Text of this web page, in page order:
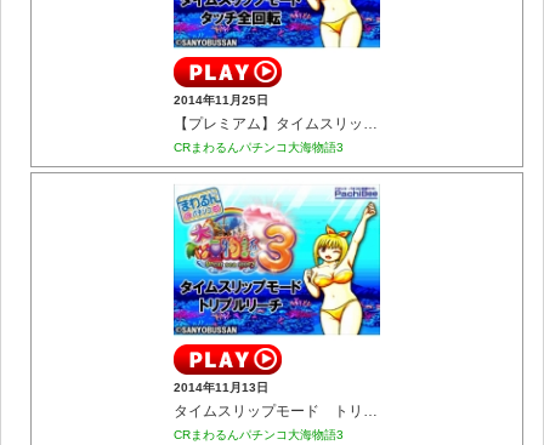
2014年11月25日
【プレミアム】タイムスリップモード タッチ全回転
CRまわるんパチンコ大海物語3
2014年11月13日
タイムスリップモード トリプルリーチ
CRまわるんパチンコ大海物語3